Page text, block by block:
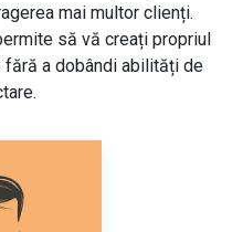
mai multor clienți.
să vă creați propriul
a dobândi abilități de